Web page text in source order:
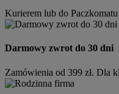
Kurierem lub do
Darmowy zwrot do 30 dni
Zamówienia od 399 zł. Dla